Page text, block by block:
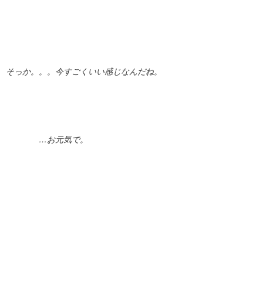
そっか。。。今すごくいい感じなんだね。
…お元気で。